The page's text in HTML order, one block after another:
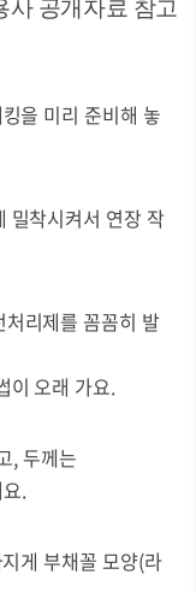
사 공개자료 참고
을 미리 준비해 놓
밀착시켜서 연장 작
리제를 꼼꼼히 발
이 오래 가요.
, 두께는
.
게 부채꼴 모양(라